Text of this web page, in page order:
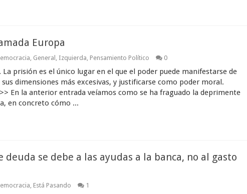
Europa
, General , Izquierda, Pensamiento Político 0
prisión es el único lugar en el que el poder puede manifestarse de
dimensiones más excesivas, y justificarse como poder moral.
En la anterior entrada veíamos como se ha fraguado la deprimente
en concreto cómo ...
deuda se debe a las ayudas a la banca, no al gasto
, Está Pasando 1